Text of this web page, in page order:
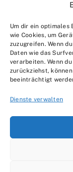
Um dir ein optimales
wie Cookies, um
zuzugreifen. Wenn
Daten wie das
verarbeiten. Wenn
zurückziehst,
beeinträchtigt
Dienste verwalten